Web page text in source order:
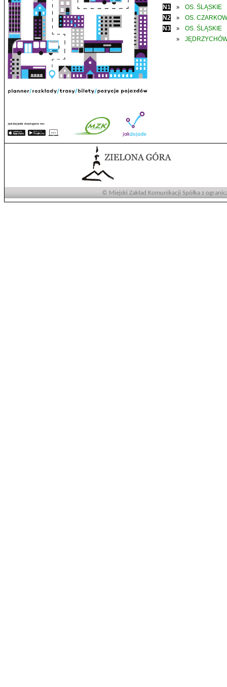
N1
»
OS. ŚLĄSKIE
N2
»
OS.
N3
» OS. ŚLĄSKIE
»
© Miejski Zakład Komunikacji Spółka z